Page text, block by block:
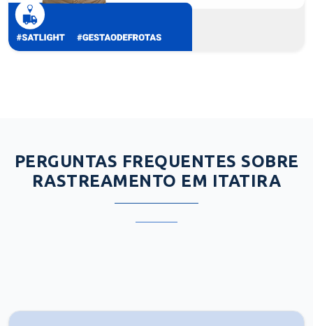
PERGUNTAS FREQUENTES SOBRE
RASTREAMENTO EM ITATIRA